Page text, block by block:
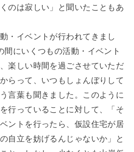
のは寂しい」と聞いたこともあ
・イベントが行われてきまし
間にいくつもの活動・イベント
楽しい時間を過ごさせていただ
らって、いつもしょんぼりして
言葉も聞きました。このように
行っていることに対して、「そ
ントを行ったら、仮設住宅が居
自立を妨げるんじゃないか」と